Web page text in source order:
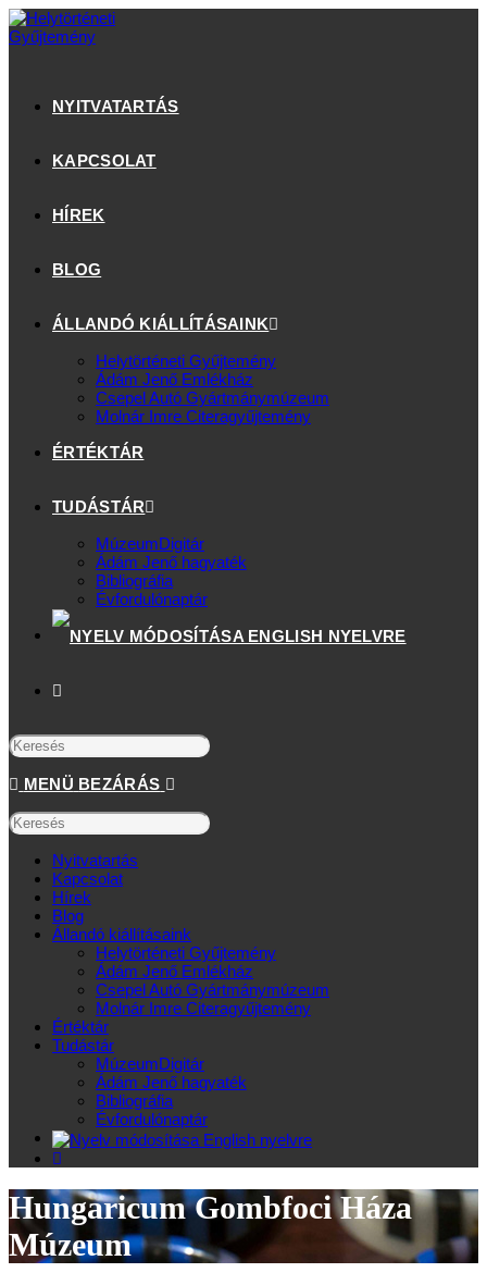
NYITVATARTÁS
KAPCSOLAT
HÍREK
BLOG
ÁLLANDÓ KIÁLLÍTÁSAINK
Helytörténeti Gyűjtemény
Ádám Jenő Emlékház
Csepel Autó Gyártmánymúzeum
Molnár Imre Citeragyűjtemény
ÉRTÉKTÁR
TUDÁSTÁR
MúzeumDigitár
Ádám Jenő hagyaték
Bibliográfia
Évfordulónaptár
MENÜ BEZÁRÁS
Nyitvatartás
Kapcsolat
Hírek
Blog
Állandó kiállításaink
Helytörténeti Gyűjtemény
Ádám Jenő Emlékház
Csepel Autó Gyártmánymúzeum
Molnár Imre Citeragyűjtemény
Értéktár
Tudástár
MúzeumDigitár
Ádám Jenő hagyaték
Bibliográfia
Évfordulónaptár
Hungaricum Gombfoci Háza
Múzeum